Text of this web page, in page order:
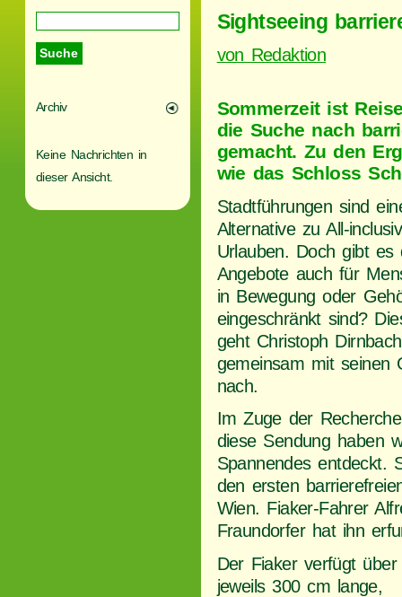
Archiv
Keine Nachrichten in
dieser Ansicht.
Sightseeing
von Redaktion
Sommerzeit ist
die Suche nach
gemacht. Zu den
wie das Schloss
Stadtführungen sind
Alternative zu All-
Urlauben. Doch gibt es
Angebote auch für
in Bewegung oder
eingeschränkt sind?
geht Christoph
gemeinsam mit seinen
nach.
Im Zuge der
diese Sendung haben
Spannendes entdeckt.
den ersten
Wien. Fiaker-Fahrer
Fraundorfer hat ihn
Der Fiaker verfügt über
jeweils 300 cm lange,